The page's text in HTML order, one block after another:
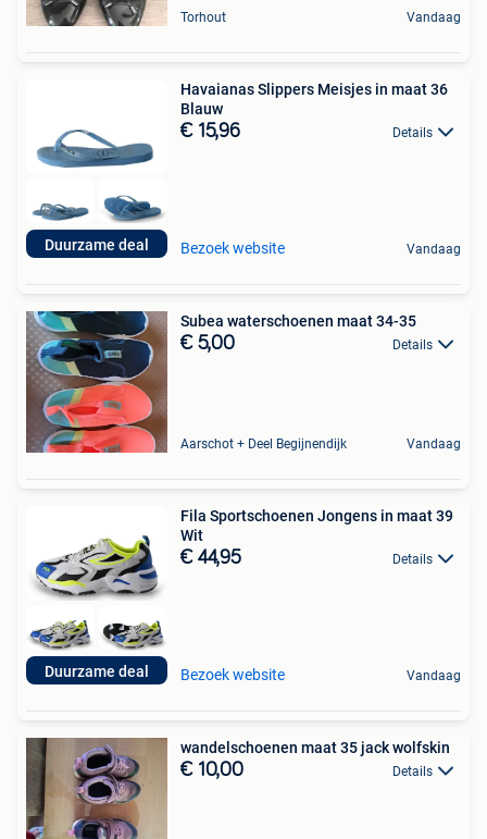
Torhout Vandaag
Duurzame deal
Havaianas Slippers Meisjes in maat 36
Blauw
€ 15,96 Details
Bezoek website Vandaag
Subea waterschoenen maat 34-35
€ 5,00 Details
Aarschot + Deel Begijnendijk Vandaag
Duurzame deal
Fila Sportschoenen Jongens in maat 39
Wit
€ 44,95 Details
Bezoek website Vandaag
wandelschoenen maat 35 jack wolfskin
€ 10,00 Details